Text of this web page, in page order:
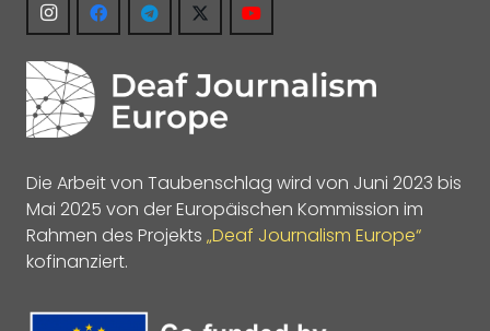
Die Arbeit von Taubenschlag wird von Juni 2023 bis
Mai 2025 von der Europäischen Kommission im
Rahmen des Projekts „Deaf Journalism Europe“
kofinanziert.